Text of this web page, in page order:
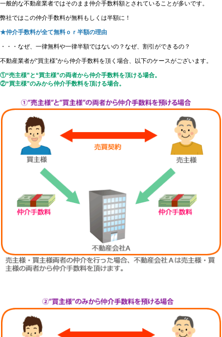
一般的な不動産業者ではそのまま仲介手数料額とされていることが多いです。
弊社ではこの仲介手数料が無料もしくは半額に！
★仲介手数料が全て無料ｏｒ半額の理由
・・・なぜ、一律無料や一律半額ではないの？なぜ、割引ができるの？
不動産業者が“買主様”から仲介手数料を頂く場合、以下のケースがございます。
①“売主様”と“買主様”の両者から仲介手数料を頂ける場合。
②“買主様”のみから仲介手数料を頂ける場合。